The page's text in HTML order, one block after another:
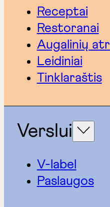
Receptai
Restoranai
Augalinių
Leidiniai
Tinklaraštis
Verslui
V-label
Paslaugos